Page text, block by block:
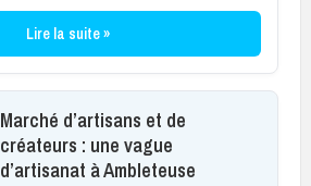
Lire la suite »
Marché d’artisans et de
créateurs : une vague
d’artisanat à Ambleteuse